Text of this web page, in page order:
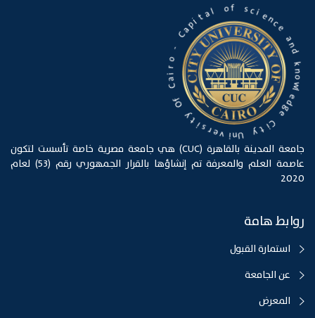
C
i
t
y
U
n
i
v
e
r
s
i
t
y
O
f
C
a
i
r
o
C
a
p
ital of cience
an
d
n
o
w
l
e
d
g
e
جامعة المدينة بالقاهرة (CUC) هي جامعة مصرية خاصة تأسست لتكون
عاصمة العلم والمعرفة تم إنشاؤها بالقرار الجمهوري رقم (53) لعام
2020
روابط هامة
استمارة القبول
عن الجامعة
المعرض